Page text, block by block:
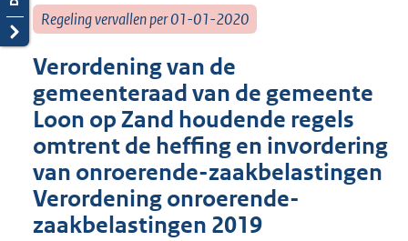
Regeling vervallen per 01-01-2020
Verordening van de
gemeenteraad van de gemeente
Loon op Zand houdende regels
omtrent de heffing en invordering
van onroerende-zaakbelastingen
Verordening onroerende-
zaakbelastingen 2019